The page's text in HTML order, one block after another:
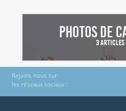
Photos de
3 Articles
Rejoins-nous sur
les réseaux sociaux :